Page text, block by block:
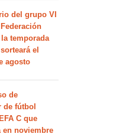
del grupo VI
la temporada
el
agosto
de
de fútbol
C que
en noviembre